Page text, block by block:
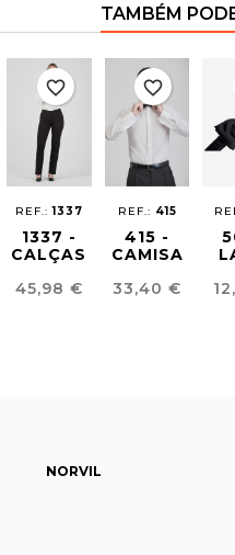
TAMBÉM
REF.:1337
1337 -
CALÇAS
FIT
Preço
45,98 €
favorite_border
REF.: 415
415 -
CAMISA
GOLA
Preço
33,40 €
favorite_border
NORVIL